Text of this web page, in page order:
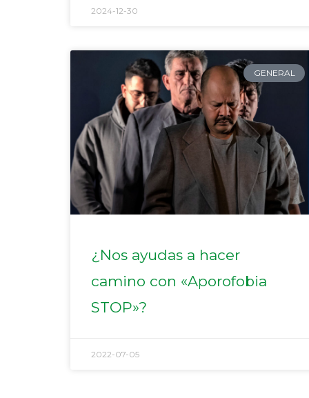
2024-12-30
GENERAL
¿Nos ayudas a hacer
camino con «Aporofobia
STOP»?
2022-07-05